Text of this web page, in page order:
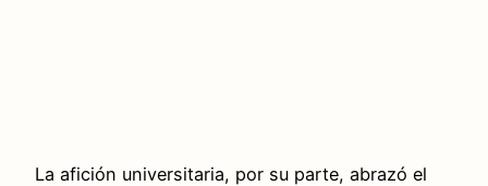
La afición universitaria, por su parte, abrazó el